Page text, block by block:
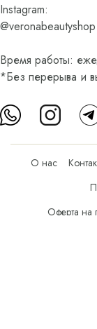
Instagram:
@veronabeautyshop
Время работы:
*Без перерыва и
О нас
Оферта на